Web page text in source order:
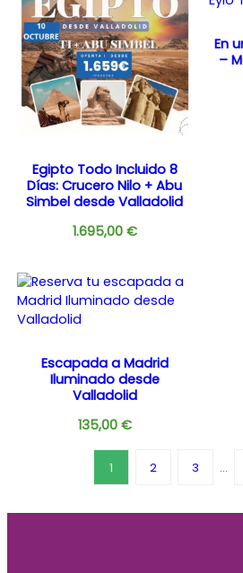
Egipto Todo Incluido 8
Días: Crucero Nilo + Abu
Simbel desde Valladolid
1.695,00 €
En
–
Escapada a Madrid
Iluminado desde
Valladolid
135,00 €
1 2 3 …